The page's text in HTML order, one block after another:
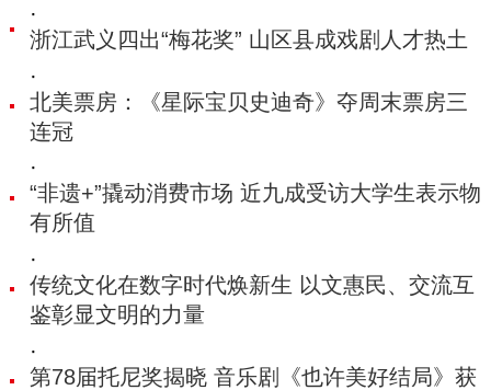
·
浙江武义四出“梅花奖” 山区县成戏剧人才热土
·
北美票房：《星际宝贝史迪奇》夺周末票房三
连冠
·
“非遗+”撬动消费市场 近九成受访大学生表示物
有所值
·
传统文化在数字时代焕新生 以文惠民、交流互
鉴彰显文明的力量
·
第78届托尼奖揭晓 音乐剧《也许美好结局》获